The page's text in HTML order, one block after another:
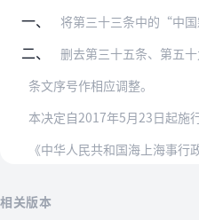
一、
将第三十三条中的“中国籍国内航行船舶进出港口不按照规定办理进出港签证的
二、
删去第三十五条、第五十
条文序号作相应调整。
本决定自2017年5月23日起施行
相关版本